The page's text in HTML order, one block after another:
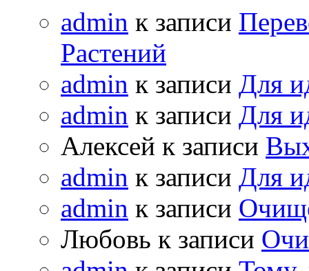
admin к записи
Растений
admin к записи Для
admin к записи Для
Алексей к записи
admin к записи Для
admin к записи
Любовь к записи